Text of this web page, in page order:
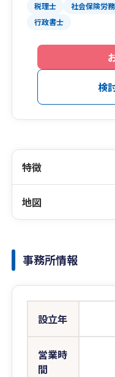
税理士 社会保険労
行政書士
検
特徴
地図
事務所情報
設立年
営業時
間